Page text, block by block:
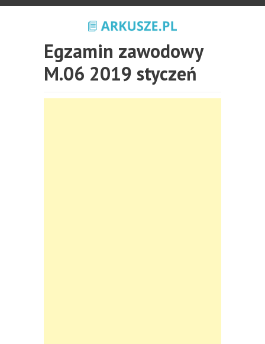
Egzamin zawodowy
M.06 2019 styczeń